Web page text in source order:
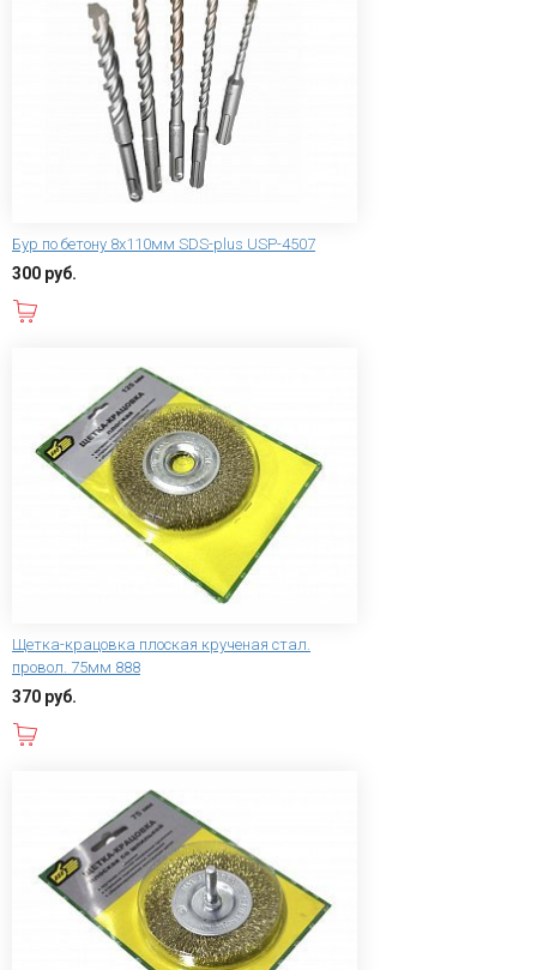
Бур по бетону 8х110мм SDS-plus USP-4507
300 руб.
Щетка-крацовка плоская крученая стал.
провол. 75мм 888
370 руб.